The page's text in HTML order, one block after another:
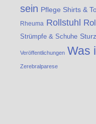
sein Pflege Shirts &
Rheuma Rollstuhl
Strümpfe & Schuhe
Veröffentlichungen Was
Zerebralparese